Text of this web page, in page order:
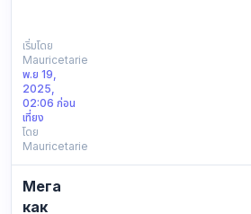
ДОСТУПНЫХ
ССЫЛОК
ДЛЯ
ВХОДА
НА
KRAKЕN:
Официальная
ссылка:
https://kra39ac.cc
Резервное
เริ่มโดย
Mauricetarie
พ.ย 19,
2025,
02:06 ก่อน
เที่ยง
โดย
Mauricetarie
Мега
как